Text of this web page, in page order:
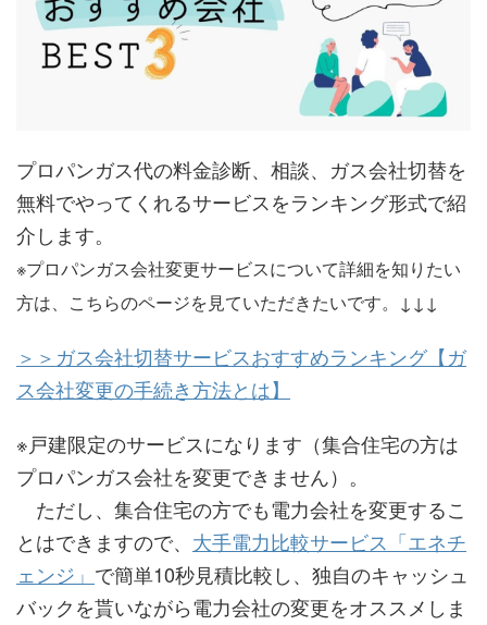
プロパンガス代の料金診断、相談、ガス会社切替を
無料でやってくれるサービスをランキング形式で紹
介します。
※プロパンガス会社変更サービスについて詳細を知りたい
方は、こちらのページを見ていただきたいです。↓↓↓
＞＞ガス会社切替サービスおすすめランキング【ガ
ス会社変更の手続き方法とは】
※戸建限定のサービスになります（集合住宅の方は
プロパンガス会社を変更できません）。
ただし、集合住宅の方でも電力会社を変更するこ
とはできますので、 大手電力比較サービス「エネチ
ェンジ」 で簡単10秒見積比較し、独自のキャッシュ
バックを貰いながら電力会社の変更をオススメしま